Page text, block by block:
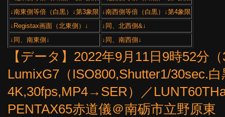
↓南東側等倍（白黒）↓第3象限 ↓南西側等倍（白黒）↓第4象限
↓Registax画面（北東側）↓
↓同、北西側&↓
↓同、南東側↓
↓同、南西側↓
【データ】2022年9月11日9時52分
LumixG7（ISO800,Shutter1/30sec.
4K,30fps,MP4→SER）／
PENTAX65赤道儀＠南砺市立野原東